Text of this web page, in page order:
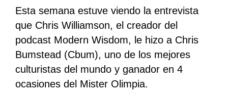
Esta semana estuve viendo la entrevista
que Chris Williamson, el creador del
podcast Modern Wisdom, le hizo a Chris
Bumstead (Cbum), uno de los mejores
culturistas del mundo y ganador en 4
ocasiones del Mister Olimpia.